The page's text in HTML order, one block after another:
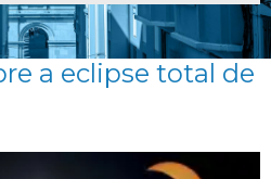
a eclipse total de